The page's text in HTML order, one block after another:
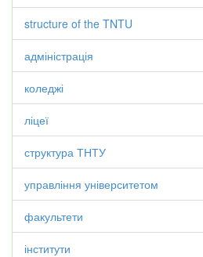
structure of the TNTU
адміністрація
коледжі
ліцеї
структура ТНТУ
управління університетом
факультети
інститути